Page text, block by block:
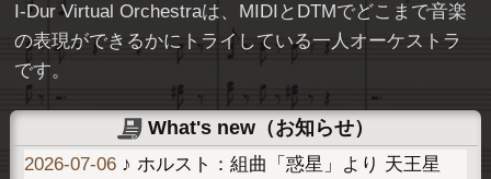
I-Dur Virtual Orchestraは、MIDIとDTMでどこまで音楽
の表現ができるかにトライしている一人オーケストラ
です。
What's new（お知らせ）
2026-07-06 ♪ ホルスト：組曲「惑星」より 天王星